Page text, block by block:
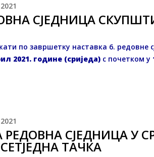
СЈЕДНИЦA
по завршетку наставка 6. редовне
2021. године (сриједа) с почетком у
СЈЕДНИЦА У
ТАЧКА